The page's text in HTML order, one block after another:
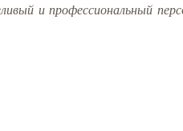
и профессиональный